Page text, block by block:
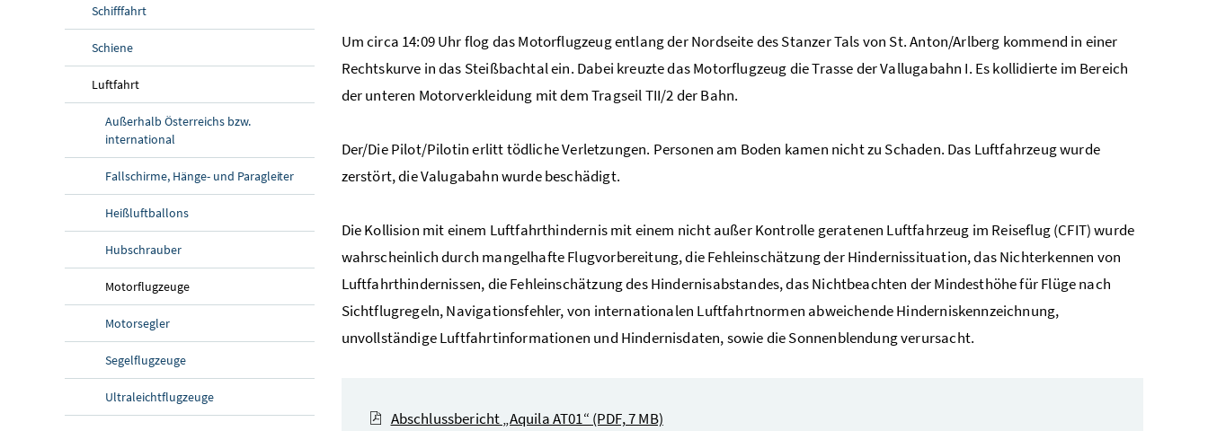
Schifffahrt
Schiene
Luftfahrt
Außerhalb Österreichs bzw.
international
Fallschirme, Hänge- und Paragleiter
Heißluftballons
Hubschrauber
Motorflugzeuge
Motorsegler
Segelflugzeuge
Ultraleichtflugzeuge
Um circa 14:09 Uhr flog das Motorflugzeug entlang der Nordseite des Stanzer Tals von St. Anton/Arlberg kommend in einer
Rechtskurve in das Steißbachtal ein. Dabei kreuzte das Motorflugzeug die Trasse der Vallugabahn I. Es kollidierte im Bereich
der unteren Motorverkleidung mit dem Tragseil TII/2 der Bahn.
Der/Die Pilot/Pilotin erlitt tödliche Verletzungen. Personen am Boden kamen nicht zu Schaden. Das Luftfahrzeug wurde
zerstört, die Valugabahn wurde beschädigt.
Die Kollision mit einem Luftfahrthindernis mit einem nicht außer Kontrolle geratenen Luftfahrzeug im Reiseflug (CFIT) wurde
wahrscheinlich durch mangelhafte Flugvorbereitung, die Fehleinschätzung der Hindernissituation, das Nichterkennen von
Luftfahrthindernissen, die Fehleinschätzung des Hindernisabstandes, das Nichtbeachten der Mindesthöhe für Flüge nach
Sichtflugregeln, Navigationsfehler, von internationalen Luftfahrtnormen abweichende Hinderniskennzeichnung,
unvollständige Luftfahrtinformationen und Hindernisdaten, sowie die Sonnenblendung verursacht.
Abschlussbericht „Aquila AT01“ (PDF, 7 MB)